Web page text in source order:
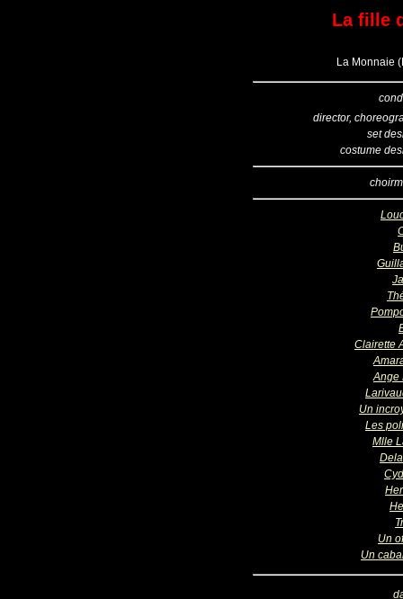
La fille
La Monnaie
director,
set
costume
Clairette
Ange
Un
Les
Mlle
Un
Un